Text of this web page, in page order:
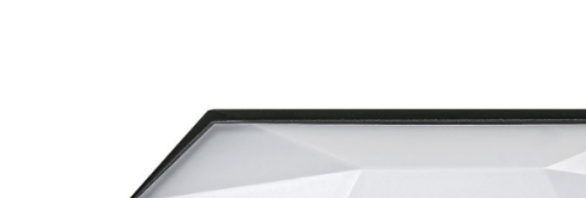
PLAFONIERE CRISTAL
VEIOZE CRISTAL